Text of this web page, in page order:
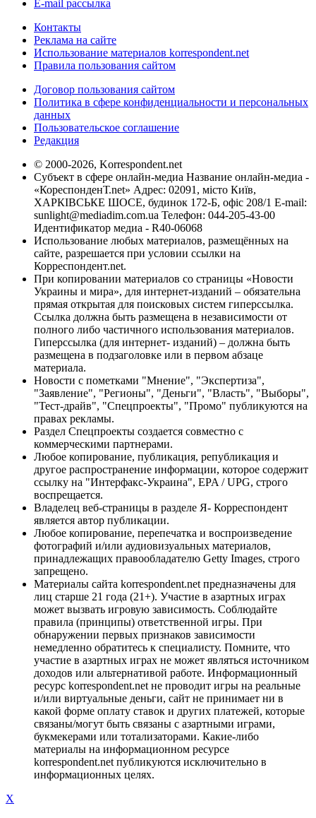
E-mail рассылка
Контакты
Реклама на сайте
Использование материалов korrespondent.net
Правила пользования сайтом
Договор пользования сайтом
Политика в сфере конфиденциальности и персональных
данных
Пользовательское соглашение
Редакция
© 2000-2026, Korrespondent.net
Субъект в сфере онлайн-медиа Название онлайн-медиа -
«КореспонденТ.net» Адрес: 02091, місто Київ,
ХАРКІВСЬКЕ ШОСЕ, будинок 172-Б, офіс 208/1 E-mail:
sunlight@mediadim.com.ua Телефон: 044-205-43-00
Идентификатор медиа - R40-06068
Использование любых материалов, размещённых на
сайте, разрешается при условии ссылки на
Корреспондент.net.
При копировании материалов со страницы «Новости
Украины и мира», для интернет-изданий – обязательна
прямая открытая для поисковых систем гиперссылка.
Ссылка должна быть размещена в независимости от
полного либо частичного использования материалов.
Гиперссылка (для интернет- изданий) – должна быть
размещена в подзаголовке или в первом абзаце
материала.
Новости с пометками "Мнение", "Экспертиза",
"Заявление", "Регионы", "Деньги", "Власть", "Выборы",
"Тест-драйв", "Спецпроекты", "Промо" публикуются на
правах рекламы.
Раздел Спецпроекты создается совместно с
коммерческими партнерами.
Любое копирование, публикация, републикация и
другое распространение информации, которое содержит
ссылку на "Интерфакс-Украина", EPA / UPG, строго
воспрещается.
Владелец веб-страницы в разделе Я- Корреспондент
является автор публикации.
Любое копирование, перепечатка и воспроизведение
фотографий и/или аудиовизуальных материалов,
принадлежащих правообладателю Getty Images, строго
запрещено.
Материалы сайта korrespondent.net предназначены для
лиц старше 21 года (21+). Участие в азартных играх
может вызвать игровую зависимость. Соблюдайте
правила (принципы) ответственной игры. При
обнаружении первых признаков зависимости
немедленно обратитесь к специалисту. Помните, что
участие в азартных играх не может являться источником
доходов или альтернативой работе. Информационный
ресурс korrespondent.net не проводит игры на реальные
и/или виртуальные деньги, сайт не принимает ни в
какой форме оплату ставок и других платежей, которые
связаны/могут быть связаны с азартными играми,
букмекерами или тотализаторами. Какие-либо
материалы на информационном ресурсе
korrespondent.net публикуются исключительно в
информационных целях.
X